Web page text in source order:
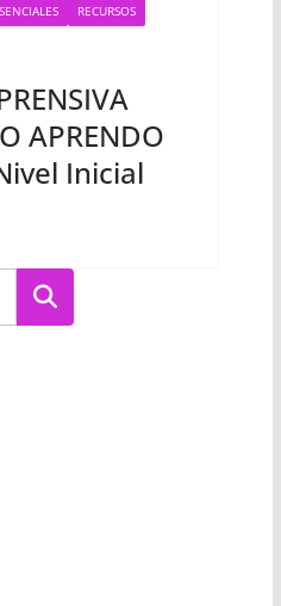
RECURSOS
APRENDO
Inicial
Buscar